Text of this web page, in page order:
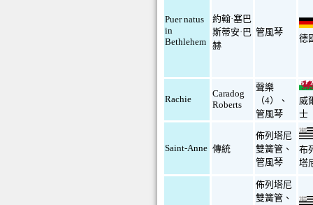
Puer natus
in
Bethlehem
約翰·塞巴
斯蒂安·巴
赫
管風琴
德
Rachie
Caradog
Roberts
聲樂
（4）
、
管風琴
威
士
Saint-Anne 傳統
佈列塔尼
雙簧管 、
管風琴
布
塔
佈列塔尼
雙簧管 、